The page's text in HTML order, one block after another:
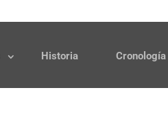
Historia Cronología